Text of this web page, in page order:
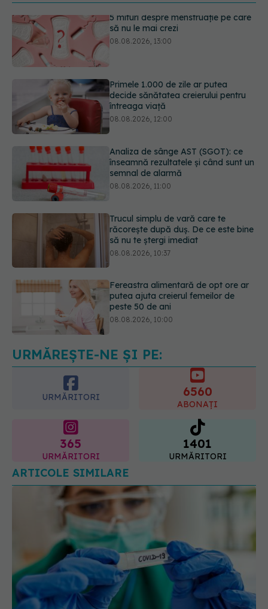
Primele 1.000 de zile ar putea
decide sănătatea creierului pentru
Analiza de sânge AST (SGOT): ce
înseamnă rezultatele și când sunt un
semnal de alarmă
Trucul simplu de vară care te
răcorește după duș. De ce este bine
să nu te ștergi imediat
Fereastra alimentară de opt ore ar
putea ajuta creierul femeilor de
peste 50 de ani
5 mituri despre menstruație pe care
să nu le mai crezi
08.08.2026, 13:00
URMĂREȘTE-NE ȘI PE:
URMĂRITORI 6560
ABONAȚI
365
URMĂRITORI
1401
URMĂRITORI
ARTICOLE SIMILARE